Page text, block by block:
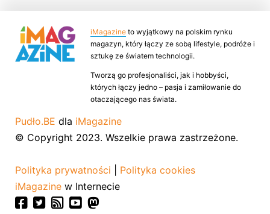
iMagazine to wyjątkowy na polskim rynku
magazyn, który łączy ze sobą lifestyle, podróże i
sztukę ze światem technologii.
Tworzą go profesjonaliści, jak i hobbyści,
których łączy jedno – pasja i zamiłowanie do
otaczającego nas świata.
Pudło.BE dla iMagazine
© Copyright 2023. Wszelkie prawa zastrzeżone.
Polityka prywatności
Polityka cookies
iMagazine w Internecie